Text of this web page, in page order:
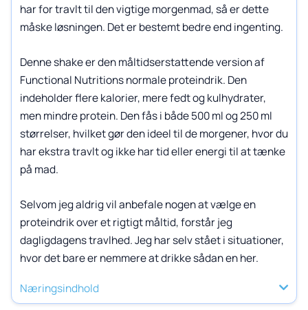
har for travlt til den vigtige morgenmad, så er dette
måske løsningen. Det er bestemt bedre end ingenting.
Denne shake er den måltidserstattende version af
Functional Nutritions normale proteindrik. Den
indeholder flere kalorier, mere fedt og kulhydrater,
men mindre protein. Den fås i både 500 ml og 250 ml
størrelser, hvilket gør den ideel til de morgener, hvor du
har ekstra travlt og ikke har tid eller energi til at tænke
på mad.
Selvom jeg aldrig vil anbefale nogen at vælge en
proteindrik over et rigtigt måltid, forstår jeg
dagligdagens travlhed. Jeg har selv stået i situationer,
hvor det bare er nemmere at drikke sådan en her.
Næringsindhold